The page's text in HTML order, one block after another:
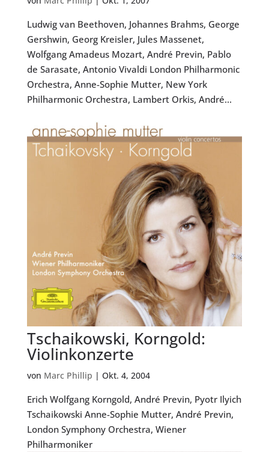
Ludwig van Beethoven, Johannes Brahms, George
Gershwin, Georg Kreisler, Jules Massenet,
Wolfgang Amadeus Mozart, André Previn, Pablo
de Sarasate, Antonio Vivaldi London Philharmonic
Orchestra, Anne-Sophie Mutter, New York
Philharmonic Orchestra, Lambert Orkis, André...
Tschaikowski, Korngold:
Violinkonzerte
von Marc Phillip | Okt. 4, 2004
Erich Wolfgang Korngold, André Previn, Pyotr Ilyich
Tschaikowski Anne-Sophie Mutter, André Previn,
London Symphony Orchestra, Wiener
Philharmoniker